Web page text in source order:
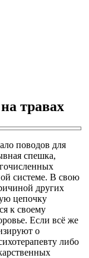
травах
поводов для
спешка,
системе. В свою
других
цепочку
к своему
Если всё же
о
либо